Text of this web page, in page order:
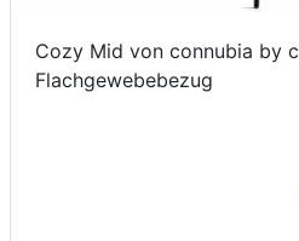
Cozy Mid von connubia by
Flachgewebebezug